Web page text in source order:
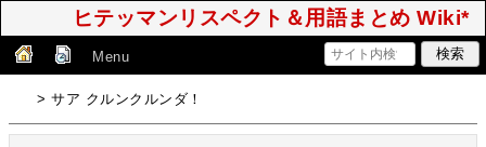
ヒテッマンリスペクト＆用語まとめ Wiki*
Menu
> サア クルンクルンダ！